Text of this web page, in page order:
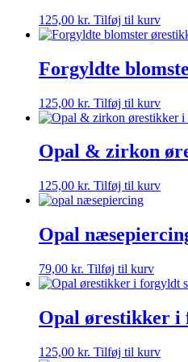
125,00 kr. Tilføj til kurv
Forgyldte
125,00 kr. Tilføj til kurv
Opal & zirkon
125,00 kr. Tilføj til kurv
Opal
79,00 kr. Tilføj til kurv
Opal ørestikker i
125,00 kr. Tilføj til kurv